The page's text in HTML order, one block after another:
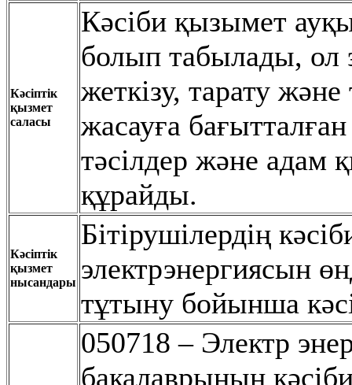
Кәсіптік
қызмет
саласы
Кəсіби қызымет
болып табылады, ол
жеткізу, тарату
жасауға
тəсілдер жəне адам
құрайды.
Кәсіптік
қызмет
нысандары
Бітірушілердің
электрэнергиясын
тұтыну бойынша
050718 – Электр
бакалаврының